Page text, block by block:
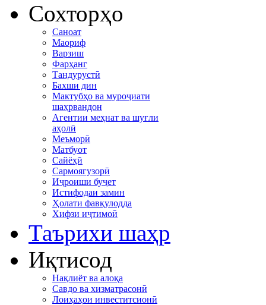
Сохторҳо
Саноат
Маориф
Варзиш
Фарҳанг
Тандурустӣ
Бахши дин
Мактубҳо ва муроҷиати
шаҳрвандон
Агентии меҳнат ва шуғли
аҳолӣ
Меъморӣ
Матбуот
Сайёҳӣ
Сармоягузорӣ
Иҷроиши буҷет
Истифодаи замин
Ҳолати фавқулодда
Хифзи иҷтимоӣ
Таърихи шаҳр
Иқтисод
Нақлиёт ва алоқа
Савдо ва хизматрасонӣ
Лоиҳаҳои инвеститсионӣ